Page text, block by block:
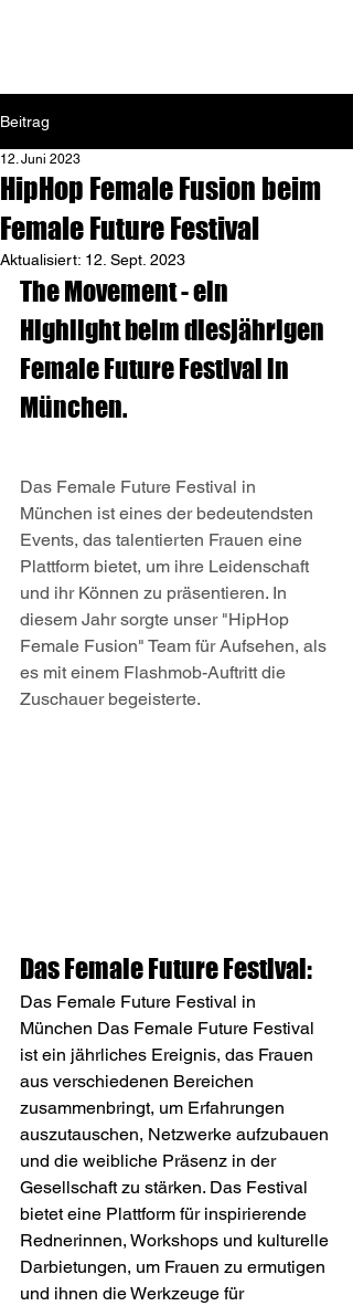
Beitrag
HipHop Female Fusion beim
Female Future Festival
12. Juni 2023
Aktualisiert: 12. Sept. 2023
The Movement - ein
Highlight beim diesjährigen
Female Future Festival in
München.
Das Female Future Festival in
München ist eines der bedeutendsten
Events, das talentierten Frauen eine
Plattform bietet, um ihre Leidenschaft
und ihr Können zu präsentieren. In
diesem Jahr sorgte unser "HipHop
Female Fusion" Team für Aufsehen, als
es mit einem Flashmob-Auftritt die
Zuschauer begeisterte.
Das Female Future Festival:
Das Female Future Festival in
München Das Female Future Festival
ist ein jährliches Ereignis, das Frauen
aus verschiedenen Bereichen
zusammenbringt, um Erfahrungen
auszutauschen, Netzwerke aufzubauen
und die weibliche Präsenz in der
Gesellschaft zu stärken. Das Festival
bietet eine Plattform für inspirierende
Rednerinnen, Workshops und kulturelle
Darbietungen, um Frauen zu ermutigen
und ihnen die Werkzeuge für